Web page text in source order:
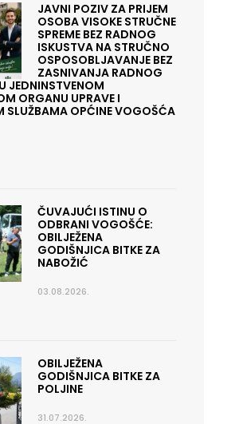
JAVNI POZIV ZA PRIJEM
OSOBA VISOKE STRUČNE
SPREME BEZ RADNOG
ISKUSTVA NA STRUČNO
OSPOSOBLJAVANJE BEZ
ZASNIVANJA RADNOG
JEDNINSTVENOM
ORGANU UPRAVE I
SLUŽBAMA OPĆINE VOGOŠĆA
ČUVAJUĆI ISTINU O
ODBRANI VOGOŠĆE:
OBILJEŽENA
GODIŠNJICA BITKE ZA
NABOŽIĆ
03.08.2026.
OBILJEŽENA
GODIŠNJICA BITKE ZA
POLJINE
31.07.2026.